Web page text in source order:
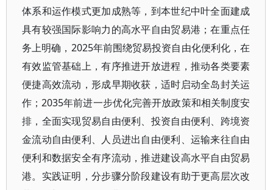
体系和运作模式更加成熟等，到本世纪中叶全面建成
具有较强国际影响力的高水平自由贸易港；在重点任
务上明确，2025年前围绕贸易投资自由化便利化，在
有效监管基础上，有序推进开放进程，推动各类要素
便捷高效流动，形成早期收获，适时启动全岛封关运
作；2035年前进一步优化完善开放政策和相关制度安
排，全面实现贸易自由便利、投资自由便利、跨境资
金流动自由便利、人员进出自由便利、运输来往自由
便利和数据安全有序流动，推进建设高水平自由贸易
港。实践证明，分步骤分阶段建设有助于更高层次改